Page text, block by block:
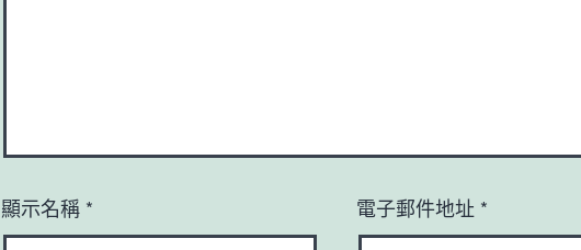
顯示名稱 * 電子郵件地址 *